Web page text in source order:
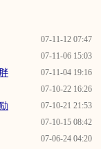
07-11-12 07:47
07-11-06 15:03
07-11-04 19:16
07-10-22 16:26
07-10-21 21:53
07-10-15 08:42
07-06-24 04:20